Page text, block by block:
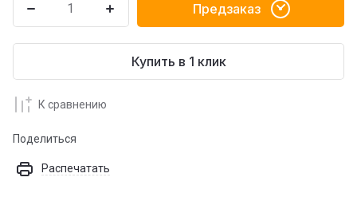
Предзаказ
Купить в 1 клик
К сравнению
Поделиться
Распечатать